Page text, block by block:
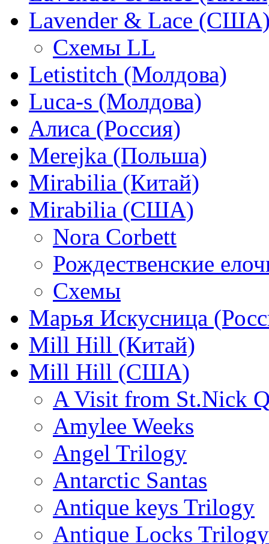
Lavender & Lace
Схемы LL
Letistitch (Молдова)
Luca-s (Молдова)
Алиса (Россия)
Merejka (Польша)
Mirabilia (Китай)
Mirabilia (США)
Nora Corbett
Рождественские
Схемы
Марья Искусница
Mill Hill (Китай)
Mill Hill (США)
A Visit from St.Nick
Amylee Weeks
Angel Trilogy
Antarctic Santas
Antique keys Trilogy
Antique Locks Trilogy